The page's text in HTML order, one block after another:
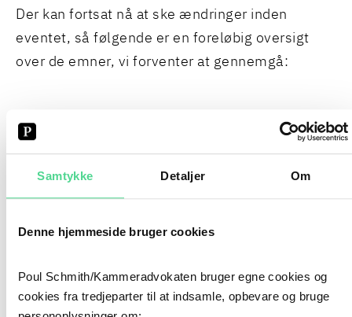
Samtykke Detaljer Om
Denne hjemmeside bruger cookies
Poul Schmith/Kammeradvokaten bruger egne cookies og
cookies fra tredjeparter til at indsamle, opbevare og bruge
Der kan fortsat nå at ske ændringer inden
eventet, så følgende er en foreløbig oversigt
over de emner, vi forventer at gennemgå:
Nye krav om oplysningspligt om lønforhold til
Nye krav om lønredegørelser og fælles
lønvurderinger
det nye Ligelønsinstituts rolle i den forbindelse
ER UDSENDTE VIKARER OMFATTET AF
FUNKTIONÆRLOVEN? DET HAR HØJESTERET